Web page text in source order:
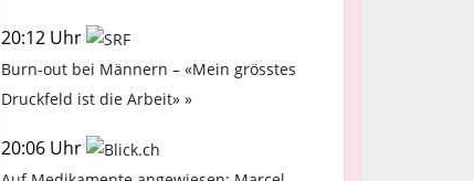
20:12 Uhr
Burn-out bei Männern – «Mein grösstes
Druckfeld ist die Arbeit» »
20:06 Uhr